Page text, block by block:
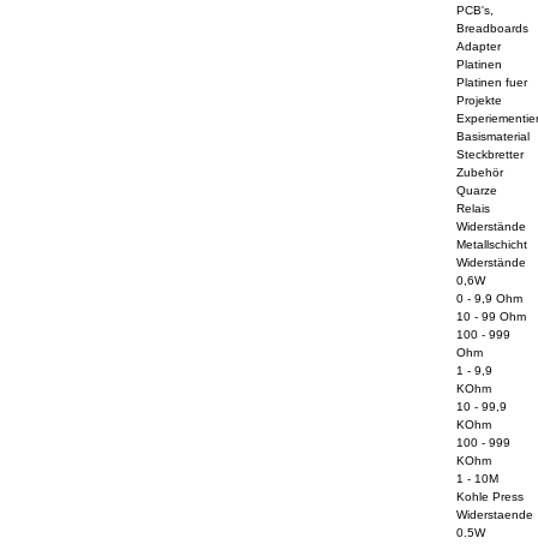
PCB's,
Breadboards
Adapter
Platinen
Platinen fuer
Projekte
Basismaterial
Steckbretter
Zubehör
Quarze
Relais
Widerstände
Metallschicht
Widerstände
0,6W
0 - 9,9 Ohm
10 - 99 Ohm
100 - 999
Ohm
1 - 9,9
KOhm
10 - 99,9
KOhm
100 - 999
KOhm
1 - 10M
Kohle Press
Widerstaende
0.5W